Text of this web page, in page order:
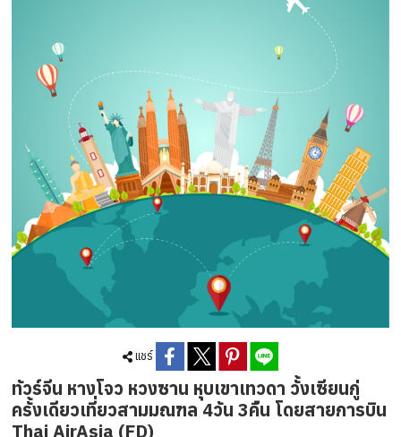
แชร์
ทัวร์จีน หางโจว หวงซาน หุบเขาเทวดา วั้งเซียนกู่
ครั้งเดียวเที่ยวสามมณฑล 4วัน 3คืน โดยสายการบิน
Thai AirAsia (FD)